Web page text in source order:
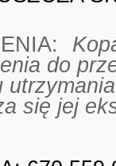
do
się jej